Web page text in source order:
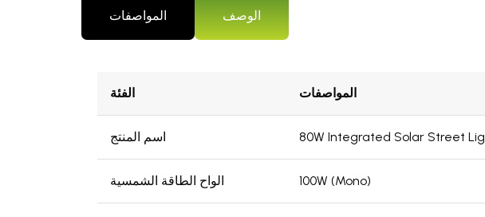
المواصفات الوصف
الفئة المواصفات
اسم المنتج 80W Integrated Solar Street
الواح الطاقة الشمسية 100W (Mono)